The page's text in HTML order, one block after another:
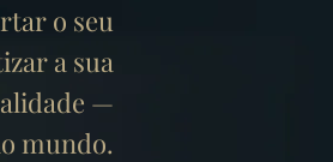
o seu
a sua
—
mundo.